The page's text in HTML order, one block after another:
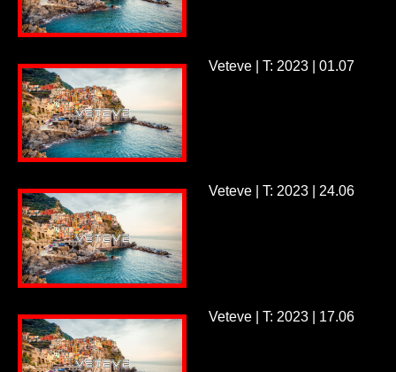
Veteve | T: 2023 | 01.07
Veteve | T: 2023 | 24.06
Veteve | T: 2023 | 17.06